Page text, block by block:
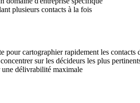
plusieurs contacts à la fois
pour cartographier rapidement les contacts
sur les décideurs les plus
une délivrabilité maximale